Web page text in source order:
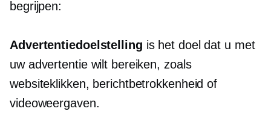
begrijpen:
Advertentiedoelstelling is het doel dat u met
uw advertentie wilt bereiken, zoals
websiteklikken, berichtbetrokkenheid of
videoweergaven.